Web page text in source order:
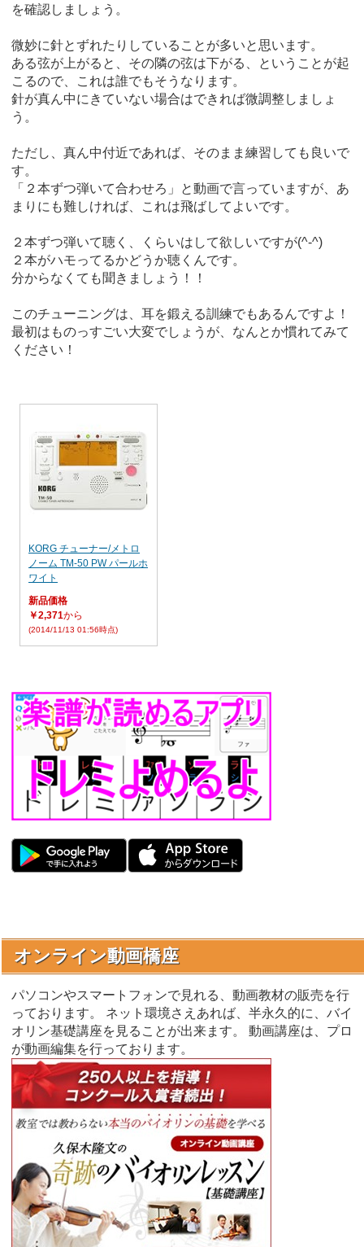
を確認しましょう。
微妙に針とずれたりしていることが多いと思います。
ある弦が上がると、その隣の弦は下がる、ということが起
こるので、これは誰でもそうなります。
針が真ん中にきていない場合はできれば微調整しましょ
う。
ただし、真ん中付近であれば、そのまま練習しても良いで
す。
「２本ずつ弾いて合わせろ」と動画で言っていますが、あ
まりにも難しければ、これは飛ばしてよいです。
２本ずつ弾いて聴く、くらいはして欲しいですが(^-^)
２本がハモってるかどうか聴くんです。
分からなくても聞きましょう！！
このチューニングは、耳を鍛える訓練でもあるんですよ！
最初はものっすごい大変でしょうが、なんとか慣れてみて
ください！
KORG チューナー/メトロ
ノーム TM-50 PW パールホ
ワイト
新品価格
￥2,371から
(2014/11/13 01:56時点)
オンライン動画橋座
パソコンやスマートフォンで見れる、動画教材の販売を行
っております。 ネット環境さえあれば、半永久的に、バイ
オリン基礎講座を見ることが出来ます。 動画講座は、プロ
が動画編集を行っております。